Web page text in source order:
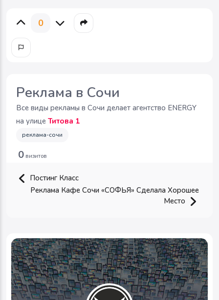
0
Реклама в Сочи
Все виды рекламы в Сочи делает агентство ENERGY
на улицеТитова 1
реклама-сочи
0 визитов
Постинг Класс
Реклама Кафе Сочи «СОФЬЯ» Сделала Хорошее
Место